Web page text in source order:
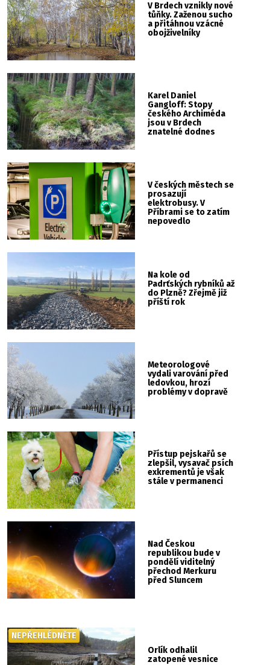
V Brdech vznikly nové
tůňky. Zaženou sucho
a přitáhnou vzácné
obojživelníky
Karel Daniel
Gangloff: Stopy
českého Archiméda
jsou v Brdech
znatelné dodnes
V českých městech se
prosazují
elektrobusy. V
Příbrami se to zatím
nepovedlo
Na kole od
Padrťských rybníků až
do Plzně? Zřejmě již
příští rok
Meteorologové
vydali varování před
ledovkou, hrozí
problémy v dopravě
Přístup pejskařů se
zlepšil, vysavač psích
exkrementů je však
stále v permanenci
Nad Českou
republikou bude v
pondělí viditelný
přechod Merkuru
před Sluncem
Orlík odhalil
zatopené vesnice
NEPŘEHLÉDNĚTE